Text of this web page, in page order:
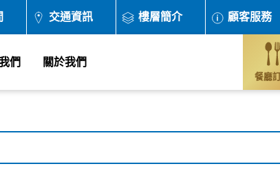
交通資訊 樓層簡介 顧客服務
們 關於我們
餐廳